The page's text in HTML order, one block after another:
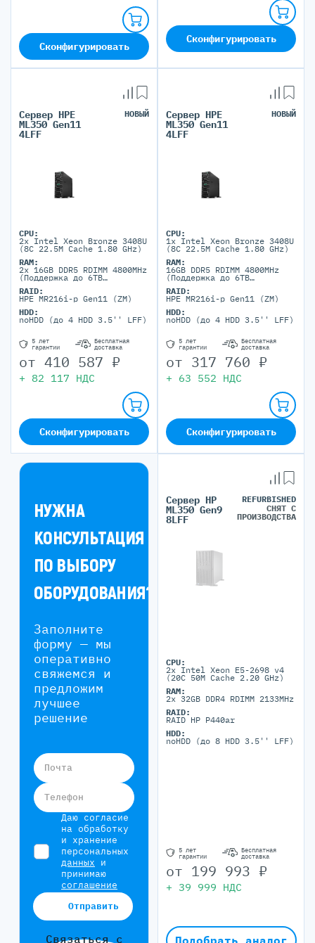
Сконфигурировать
Сконфигурировать
Сервер HPE
ML350 Gen11
4LFF
НОВЫЙ
CPU:
2x Intel Xeon Bronze 3408U
(8C 22.5M Cache 1.80 GHz)
RAM:
2x 16GB DDR5 RDIMM 4800MHz
(Поддержка до 6TB
портов)
RAID:
HPE MR216i-p Gen11 (ZM)
HDD:
noHDD (до 4 HDD 3.5'' LFF)
5 лет
гарантии
Бесплатная
доставка
от 410 587 ₽
+ 82 117 НДС
Сконфигурировать
Сервер HPE
ML350 Gen11
4LFF
НОВЫЙ
CPU:
1x Intel Xeon Bronze 3408U
(8C 22.5M Cache 1.80 GHz)
RAM:
16GB DDR5 RDIMM 4800MHz
(Поддержка до 6TB
портов)
RAID:
HPE MR216i-p Gen11 (ZM)
HDD:
noHDD (до 4 HDD 3.5'' LFF)
5 лет
гарантии
Бесплатная
доставка
от 317 760 ₽
+ 63 552 НДС
Сконфигурировать
НУЖНА
КОНСУЛЬТАЦИЯ
ПО ВЫБОРУ
ОБОРУДОВАНИЯ?
Заполните
форму — мы
оперативно
свяжемся и
предложим
лучшее
решение
Почта
Телефон
Даю согласие
на обработку
и хранение
персональных
данных и
принимаю
соглашение
Отправить
Связаться с
Сервер HP
ML350 Gen9
8LFF
REFURBISHED
СНЯТ С
ПРОИЗВОДСТВА
CPU:
2x Intel Xeon E5-2698 v4
(20C 50M Cache 2.20 GHz)
RAM:
2x 32GB DDR4 RDIMM 2133MHz
RAID:
RAID HP P440ar
HDD:
noHDD (до 8 HDD 3.5'' LFF)
5 лет
гарантии
Бесплатная
доставка
от 199 993 ₽
+ 39 999 НДС
Подобрать аналог